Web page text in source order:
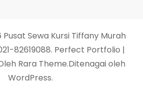
Pusat Sewa Kursi Tiffany Murah
82619088. Perfect Portfolio |
Rara Theme.Ditenagai oleh
WordPress.